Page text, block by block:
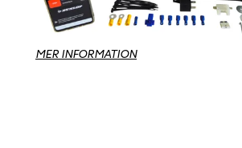
MER INFORMATION